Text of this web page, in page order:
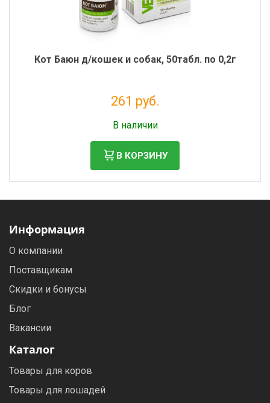
Кот Баюн д/кошек и собак, 50табл. по 0,2г
261 руб.
В наличии
В КОРЗИНУ
Информация
О компании
Поставщикам
Скидки и бонусы
Блог
Вакансии
Каталог
Товары для коров
Товары для лошадей